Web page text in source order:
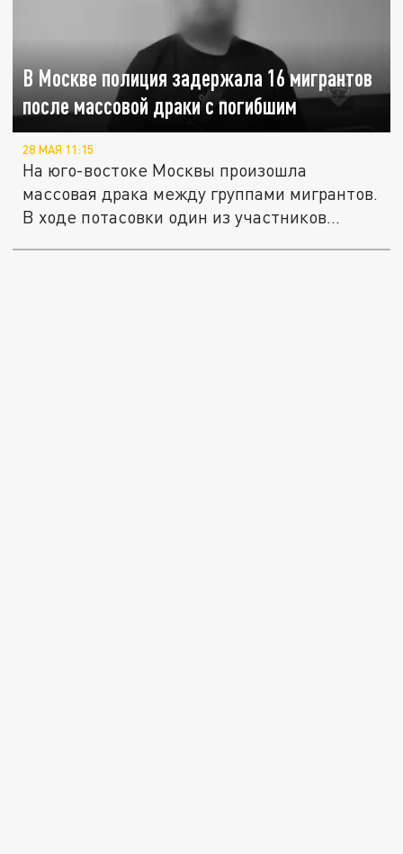
В Москве полиция задержала 16 мигрантов
после массовой драки с погибшим
28 МАЯ 11:15
На юго-востоке Москвы произошла
массовая драка между группами мигрантов.
В ходе потасовки один из участников...